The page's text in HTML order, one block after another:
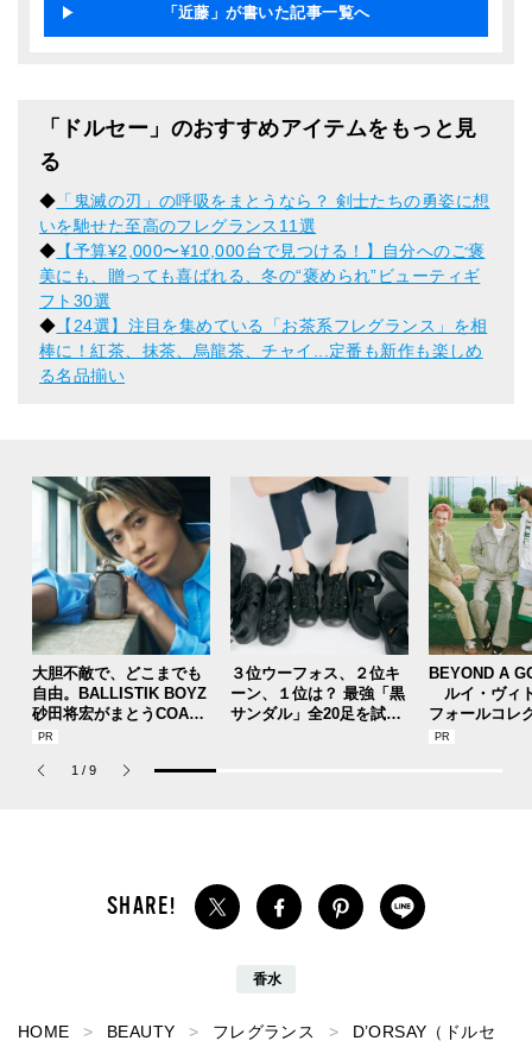
「近藤」が書いた記事一覧へ
「ドルセー」のおすすめアイテムをもっと見
る
◆ 「鬼滅の刃」の呼吸をまとうなら？ 剣士たちの勇姿に想
いを馳せた至高のフレグランス11選
◆ 【予算¥2,000〜¥10,000台で見つける！】自分へのご褒
美にも、贈っても喜ばれる、冬の“褒められ”ビューティギ
フト30選
◆ 【24選】注目を集めている「お茶系フレグランス」を相
棒に！紅茶、抹茶、烏龍茶、チャイ...定番も新作も楽しめ
る名品揃い
大胆不敵で、どこまでも
自由。BALLISTIK BOYZ
砂田将宏がまとうCOACH
の新作フレグランス「コ
パルファム」
３位ウーフォス、２位キ
ーン、１位は？ 最強「黒
サンダル」全20足を試着
BEYOND A
ルイ・ヴィ
フォールコレ
描くプレッピ
1 / 9
香水
HOME BEAUTY フレグランス
D’ORSAY（ドルセ